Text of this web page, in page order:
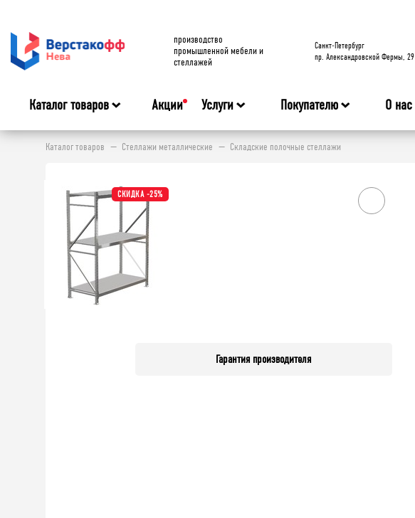
производство
промышленной мебели и
стеллажей
Cанкт-Петербург
пр. Александровской Фермы, 29
Каталог товаров Акции Услуги Покупателю О нас
Каталог товаров Стеллажи металлические Складские полочные стеллажи
СКИДКА -25%
Гарантия производителя